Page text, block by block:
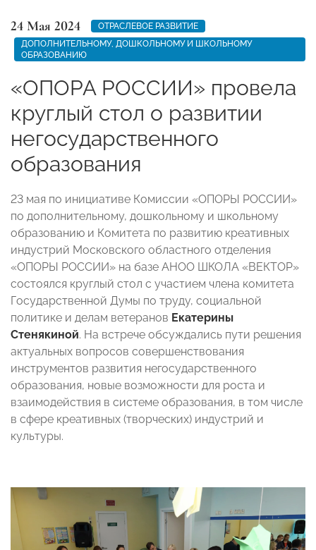
24 Мая 2024
ОТРАСЛЕВОЕ РАЗВИТИЕ
ДОПОЛНИТЕЛЬНОМУ, ДОШКОЛЬНОМУ И ШКОЛЬНОМУ
ОБРАЗОВАНИЮ
«ОПОРА РОССИИ» провела
круглый стол о развитии
негосударственного
образования
23 мая по инициативе Комиссии «ОПОРЫ РОССИИ»
по дополнительному, дошкольному и школьному
образованию и Комитета по развитию креативных
индустрий Московского областного отделения
«ОПОРЫ РОССИИ» на базе АНОО ШКОЛА «ВЕКТОР»
состоялся круглый стол с участием члена комитета
Государственной Думы по труду, социальной
политике и делам ветеранов Екатерины
Стенякиной. На встрече обсуждались пути решения
актуальных вопросов совершенствования
инструментов развития негосударственного
образования, новые возможности для роста и
взаимодействия в системе образования, в том числе
в сфере креативных (творческих) индустрий и
культуры.